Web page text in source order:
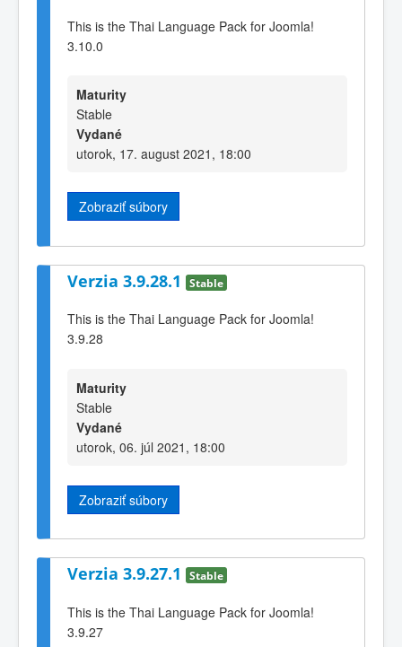
This is the Thai Language Pack for Joomla!
3.10.0
Maturity
Stable
Vydané
utorok, 17. august 2021, 18:00
Zobraziť súbory
Verzia 3.9.28.1 Stable
This is the Thai Language Pack for Joomla!
3.9.28
Maturity
Stable
Vydané
utorok, 06. júl 2021, 18:00
Zobraziť súbory
Verzia 3.9.27.1 Stable
This is the Thai Language Pack for Joomla!
3.9.27